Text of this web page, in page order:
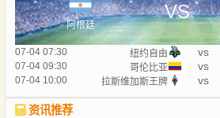
阿根廷
VS
07-04 07:30 纽约自由 vs
07-04 09:30
哥伦比亚 vs
07-04 10:00
拉斯维加斯王牌 vs
资讯推荐